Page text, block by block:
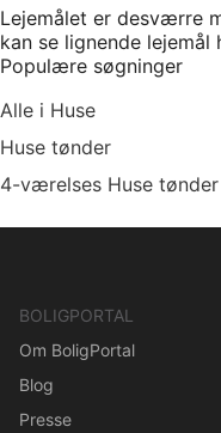
Lejemålet er desværre
kan se lignende lejemål
Populære søgninger
Alle i Huse
Huse tønder
4-værelses Huse tønder
BOLIGPORTAL
Om BoligPortal
Blog
Presse